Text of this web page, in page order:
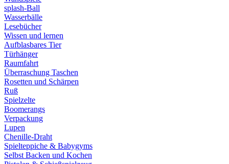
splash-Ball
Wasserbälle
Lesebücher
Wissen und lernen
Aufblasbares Tier
Türhänger
Raumfahrt
Überraschung Taschen
Rosetten und Schärpen
Ruß
Spielzelte
Boomerangs
Verpackung
Lupen
Chenille-Draht
Spielteppiche & Babygyms
Selbst Backen und Kochen